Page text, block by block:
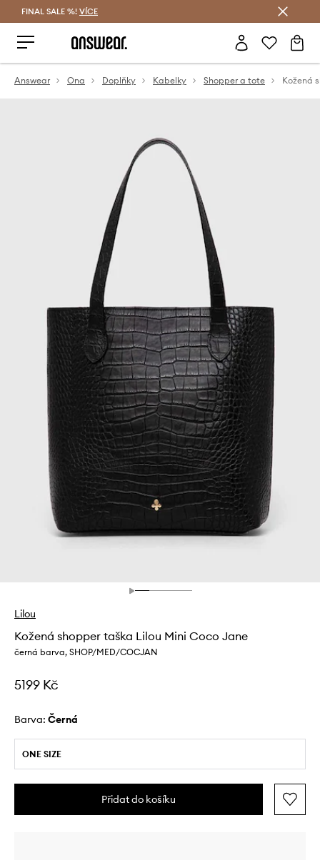
FINAL SALE %! VÍCE
Answear Ona Doplňky Kabelky Shopper a tote
Lilou
Kožená shopper taška Lilou Mini Coco Jane
černá barva, SHOP/MED/COCJAN
5199 Kč
Barva: černá
ONE SIZE
Přidat do košíku